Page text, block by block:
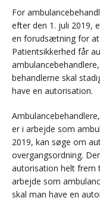
For
efter den 1. juli 2019,
en forudsætning for at
Patientsikkerhed får
behandlerne skal
have en autorisation.
er i arbejde som
2019, kan søge om
overgangsordning.
autorisation helt frem
arbejde som
skal man have en